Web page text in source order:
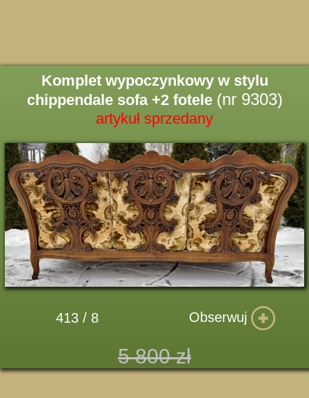
Komplet wypoczynkowy w stylu
chippendale sofa +2 fotele (nr 9303)
artykuł sprzedany
413 / 8 Obserwuj
5 800 zł